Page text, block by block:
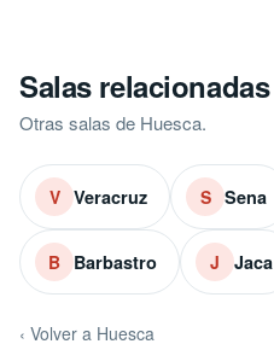
Salas relacionadas
Otras salas de Huesca.
V Veracruz S Sena
B Barbastro J Jaca
‹ Volver a Huesca